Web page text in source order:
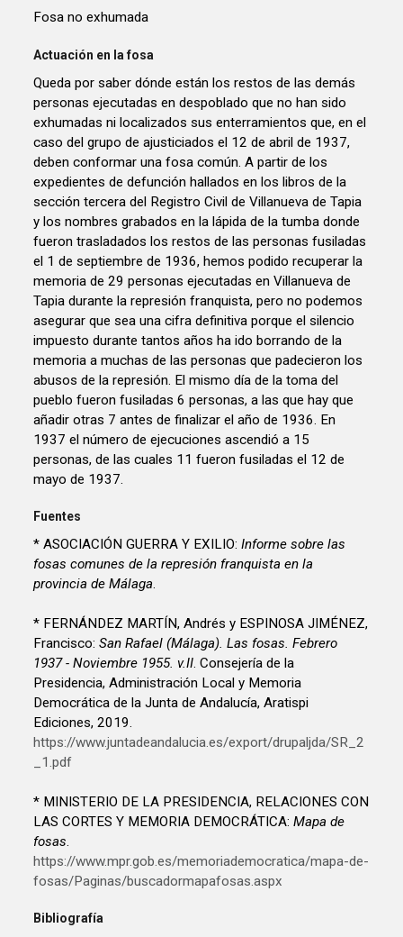
Fosa no exhumada
Actuación en la fosa
Queda por saber dónde están los restos de las demás
personas ejecutadas en despoblado que no han sido
exhumadas ni localizados sus enterramientos que, en el
caso del grupo de ajusticiados el 12 de abril de 1937,
deben conformar una fosa común. A partir de los
expedientes de defunción hallados en los libros de la
sección tercera del Registro Civil de Villanueva de Tapia
y los nombres grabados en la lápida de la tumba donde
fueron trasladados los restos de las personas fusiladas
el 1 de septiembre de 1936, hemos podido recuperar la
memoria de 29 personas ejecutadas en Villanueva de
Tapia durante la represión franquista, pero no podemos
asegurar que sea una cifra definitiva porque el silencio
impuesto durante tantos años ha ido borrando de la
memoria a muchas de las personas que padecieron los
abusos de la represión. El mismo día de la toma del
pueblo fueron fusiladas 6 personas, a las que hay que
añadir otras 7 antes de finalizar el año de 1936. En
1937 el número de ejecuciones ascendió a 15
personas, de las cuales 11 fueron fusiladas el 12 de
mayo de 1937.
Fuentes
* ASOCIACIÓN GUERRA Y EXILIO:Informe sobre las
fosas comunes de la represión franquista en la
provincia de Málaga.
* FERNÁNDEZ MARTÍN, Andrés y ESPINOSA JIMÉNEZ,
Francisco: San Rafael (Málaga). Las fosas. Febrero
1937 - Noviembre 1955. v.II. Consejería de la
Presidencia, Administración Local y Memoria
Democrática de la Junta de Andalucía, Aratispi
Ediciones, 2019.
https://www.juntadeandalucia.es/export/drupaljda/SR_2
_1.pdf
* MINISTERIO DE LA PRESIDENCIA, RELACIONES CON
LAS CORTES Y MEMORIA DEMOCRÁTICA:Mapa de
fosas.
https://www.mpr.gob.es/memoriademocratica/mapa-de-
fosas/Paginas/buscadormapafosas.aspx
Bibliografía